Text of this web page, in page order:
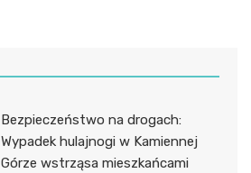
Bezpieczeństwo na drogach:
Wypadek hulajnogi w Kamiennej
Górze wstrząsa mieszkańcami